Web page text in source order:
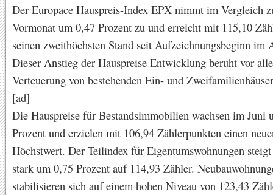
Der Europace Hauspreis-Index EPX nimmt im Vergleich
Vormonat um 0,47 Prozent zu und erreicht mit 115,10
seinen zweithöchsten Stand seit Aufzeichnungsbeginn im
Dieser Anstieg der Hauspreise Entwicklung beruht vor
Verteuerung von bestehenden Ein- und
[ad]
Die Hauspreise für Bestandsimmobilien wachsen im Juni
Prozent und erzielen mit 106,94 Zählerpunkten einen
Höchstwert. Der Teilindex für Eigentumswohnungen
stark um 0,75 Prozent auf 114,93 Zähler.
stabilisieren sich auf einem hohen Niveau von 123,43